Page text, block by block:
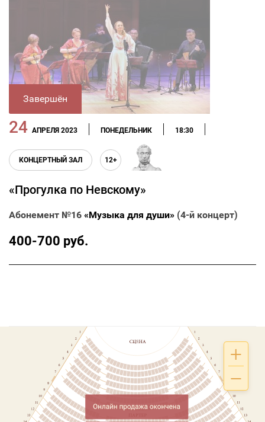
Завершён
24 АПРЕЛЯ 2023 ПОНЕДЕЛЬНИК 18:30
КОНЦЕРТНЫЙ ЗАЛ 12+
«Прогулка по Невскому»
Абонемент №16 «Музыка для души» (4-й концерт)
400-700 руб.